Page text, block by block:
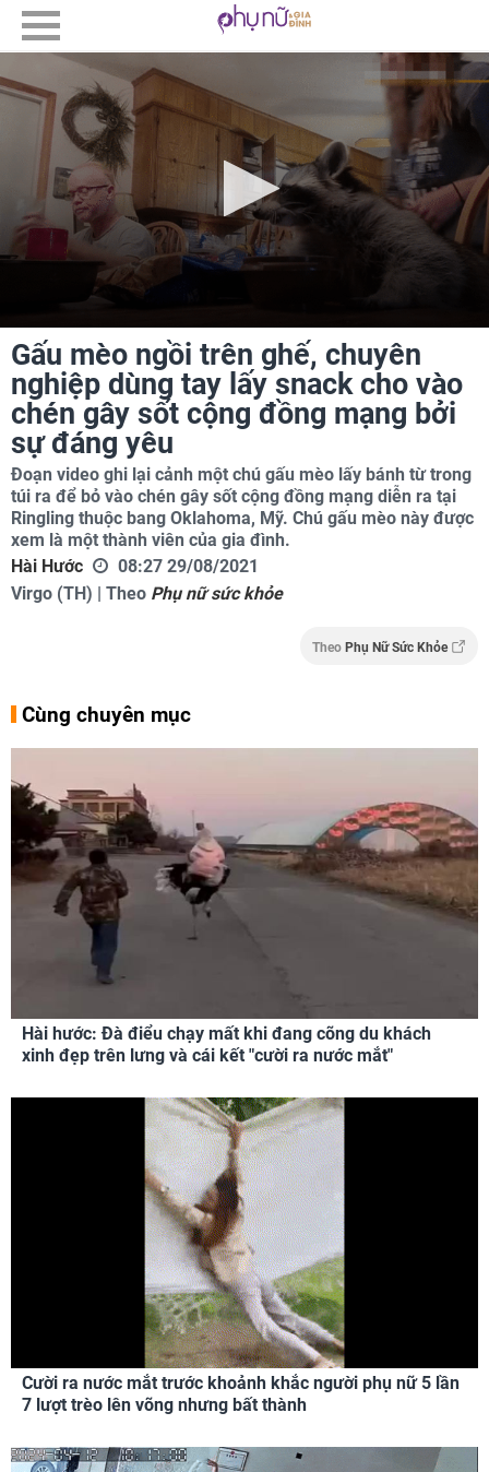
Gấu mèo ngồi trên ghế, chuyên
nghiệp dùng tay lấy snack cho vào
chén gây sốt cộng đồng mạng bởi
sự đáng yêu
Đoạn video ghi lại cảnh một chú gấu mèo lấy bánh từ trong
túi ra để bỏ vào chén gây sốt cộng đồng mạng diễn ra tại
Ringling thuộc bang Oklahoma, Mỹ. Chú gấu mèo này được
xem là một thành viên của gia đình.
Hài Hước
08:27 29/08/2021
Virgo (TH) | Theo Phụ nữ sức khỏe
Theo Phụ Nữ Sức Khỏe
Cùng chuyên mục
Hài hước: Đà điểu chạy mất khi đang cõng du khách
xinh đẹp trên lưng và cái kết "cười ra nước mắt"
Cười ra nước mắt trước khoảnh khắc người phụ nữ 5 lần
7 lượt trèo lên võng nhưng bất thành